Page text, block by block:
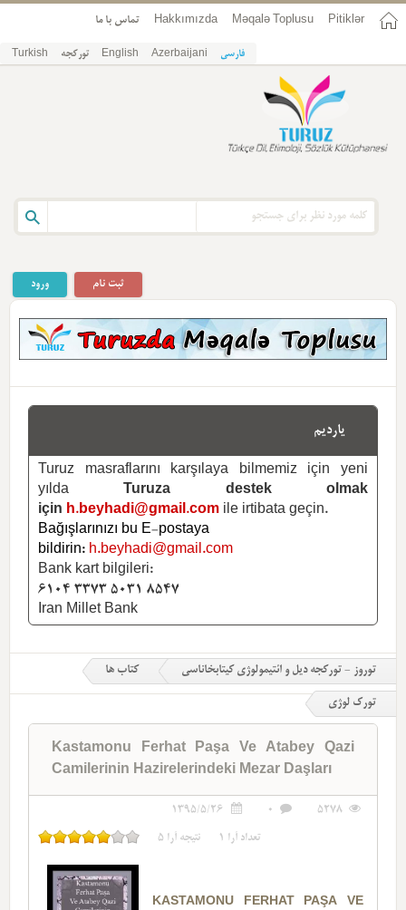
Pitiklər
Məqalə Toplusu
Hakkımızda تماس با ما
فارسی Azerbaijani
English تورکجه Turkish
ورود ثبت نام
یاردیم
Turuz masraflarını karşılaya bilmemiz için yeni
yılda
Turuza destek olmak
için h.beyhadi@gmail.com ile irtibata geçin.
Bağışlarınızı bu E-postaya
bildirin: h.beyhadi@gmail.com
Bank kart bilgileri:
6104 3373 5031 8547
Iran Millet Bank
توروز - تورکجه دیل و ائتیمولوژی کیتابخاناسی کتاب ها
تورک لوژی
Kastamonu Ferhat Paşa Ve Atabey Qazi
Camilerinin Hazirelerindeki Mezar Daşları
5278
0
1395/5/26
تعداد آرا 1 نتیجه آرا 5
KASTAMONU FERHAT PAŞA VE